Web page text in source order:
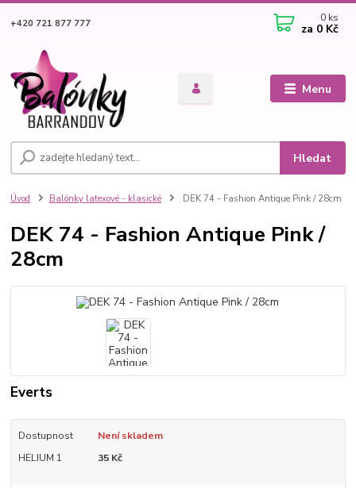
Menu
Hledat
+420 721 877 777 0 ks
za 0 Kč
Úvod Balónky latexové - klasické DEK 74 - Fashion Antique Pink / 28cm
DEK 74 - Fashion Antique Pink /
28cm
Everts
Dostupnost
Není skladem
HELIUM 1
35 Kč